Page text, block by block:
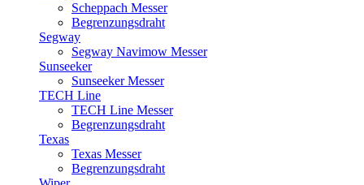
Scheppach Messer
Begrenzungsdraht
Segway
Segway Navimow Messer
Sunseeker
Sunseeker Messer
TECH Line
TECH Line Messer
Begrenzungsdraht
Texas
Texas Messer
Begrenzungsdraht